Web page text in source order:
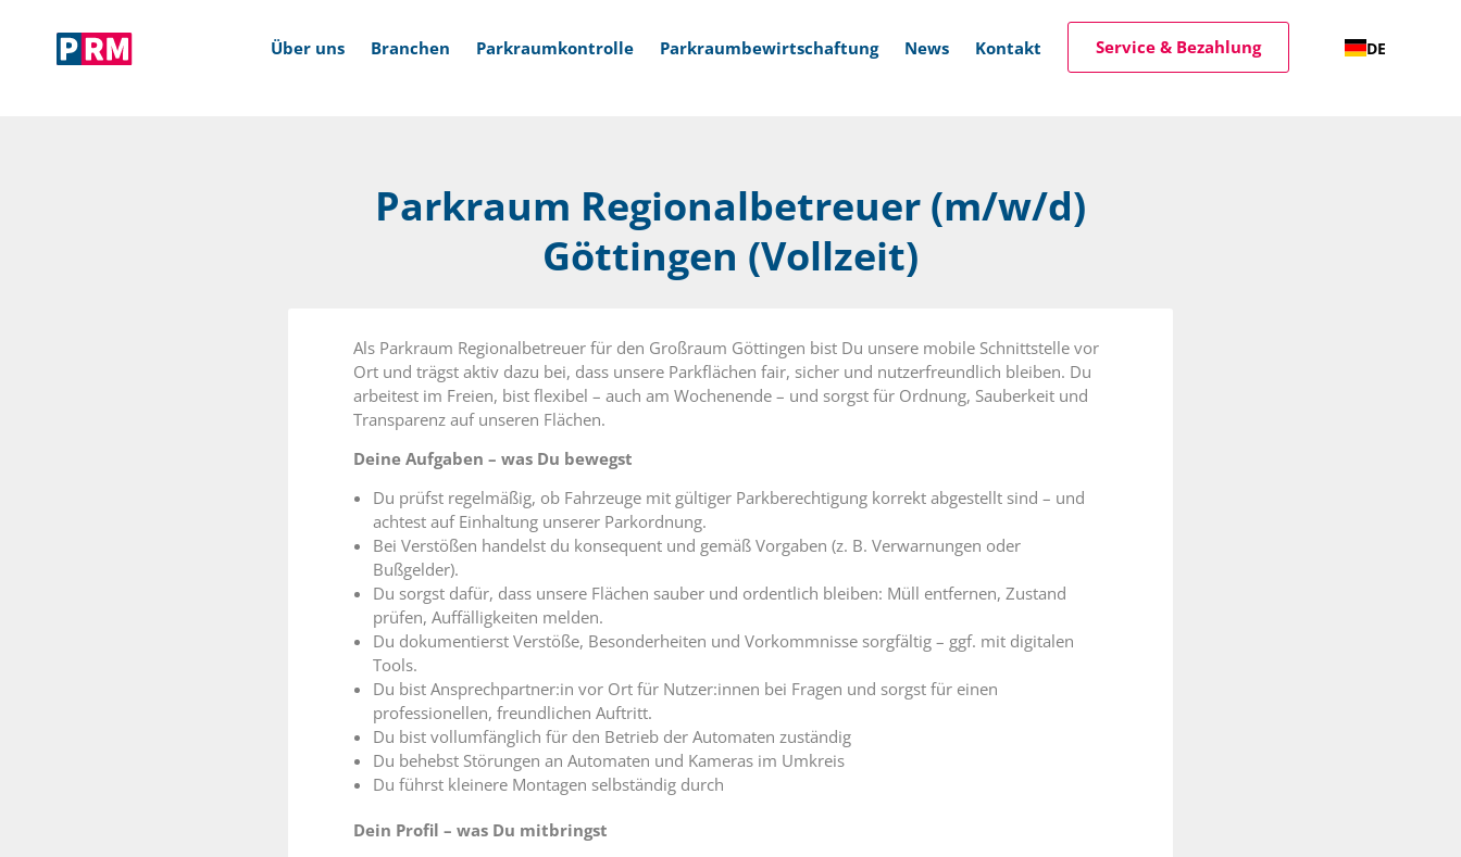
Über uns
Soziales Engagement
Branchen Parkraumkontrolle Parkraumbewirtschaftung News Kontakt Service & Bezahlung DE
Parkraum Regionalbetreuer (m/w/d)
Göttingen (Vollzeit)
Als Parkraum Regionalbetreuer für den Großraum Göttingen bist Du unsere mobile Schnittstelle vor
Ort und trägst aktiv dazu bei, dass unsere Parkflächen fair, sicher und nutzerfreundlich bleiben. Du
arbeitest im Freien, bist flexibel – auch am Wochenende – und sorgst für Ordnung, Sauberkeit und
Transparenz auf unseren Flächen.
Deine Aufgaben – was Du bewegst
Du prüfst regelmäßig, ob Fahrzeuge mit gültiger Parkberechtigung korrekt abgestellt sind – und
achtest auf Einhaltung unserer Parkordnung.
Bei Verstößen handelst du konsequent und gemäß Vorgaben (z. B. Verwarnungen oder
Bußgelder).
Du sorgst dafür, dass unsere Flächen sauber und ordentlich bleiben: Müll entfernen, Zustand
prüfen, Auffälligkeiten melden.
Du dokumentierst Verstöße, Besonderheiten und Vorkommnisse sorgfältig – ggf. mit digitalen
Tools.
Du bist Ansprechpartner:in vor Ort für Nutzer:innen bei Fragen und sorgst für einen
professionellen, freundlichen Auftritt.
Du bist vollumfänglich für den Betrieb der Automaten zuständig
Du behebst Störungen an Automaten und Kameras im Umkreis
Du führst kleinere Montagen selbständig durch
Dein Profil – was Du mitbringst